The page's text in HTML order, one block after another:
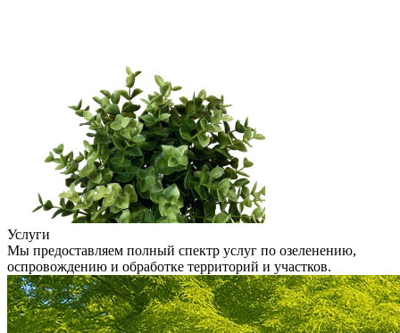
Услуги
Мы предоставляем полный спектр услуг по озеленению,
оспровождению и обработке территорий и участков.